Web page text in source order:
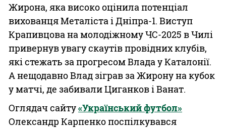
Жирона, яка високо оцінила потенціал
вихованця Металіста і Дніпра-1. Виступ
Крапивцова на молодіжному ЧС-2025 в Чилі
привернув увагу скаутів провідних клубів,
які стежать за прогресом Влада у Каталонії.
А нещодавно Влад зіграв за Жирону на кубок
у матчі, де забивали Циганков і Ванат.
Оглядач сайту«Український футбол»
Олександр Карпенко поспілкувався